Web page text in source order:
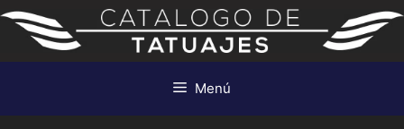
Saltar
contenido
Menú